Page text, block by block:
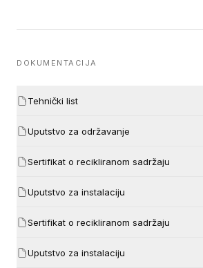
DOKUMENTACIJA
Tehnički list
Uputstvo za održavanje
Sertifikat o recikliranom sadržaju
Uputstvo za instalaciju
Sertifikat o recikliranom sadržaju
Uputstvo za instalaciju